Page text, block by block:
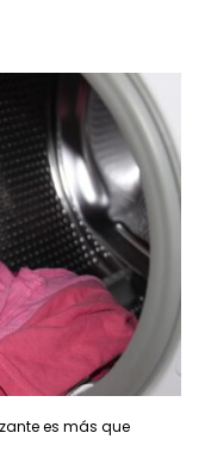
es más que